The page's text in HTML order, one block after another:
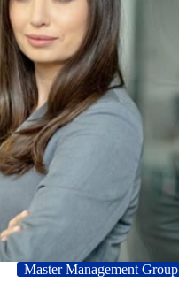
Master Management Group